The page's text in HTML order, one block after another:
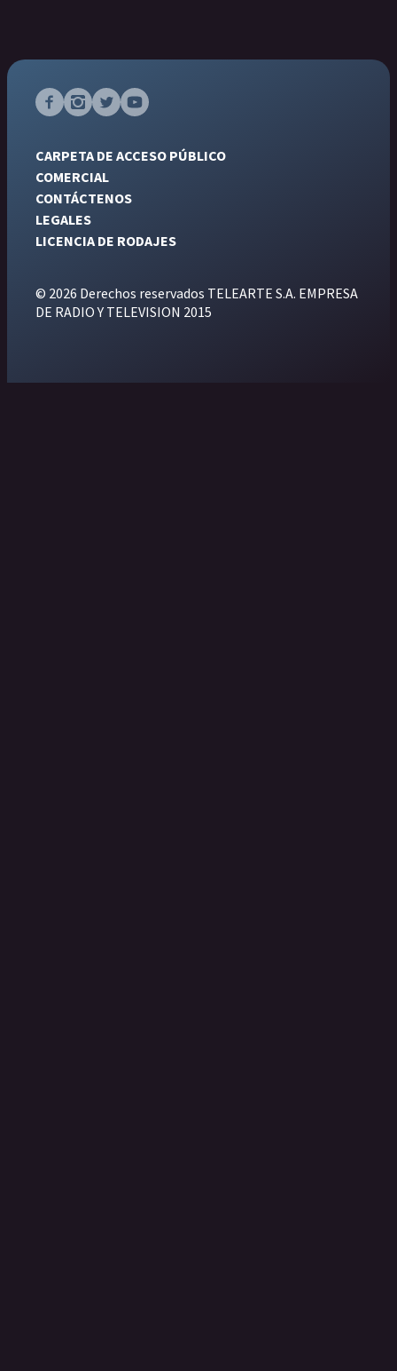
CARPETA DE ACCESO PÚBLICO
COMERCIAL
CONTÁCTENOS
LEGALES
LICENCIA DE RODAJES
© 2026 Derechos reservados TELEARTE S.A. EMPRESA
DE RADIO Y TELEVISION 2015